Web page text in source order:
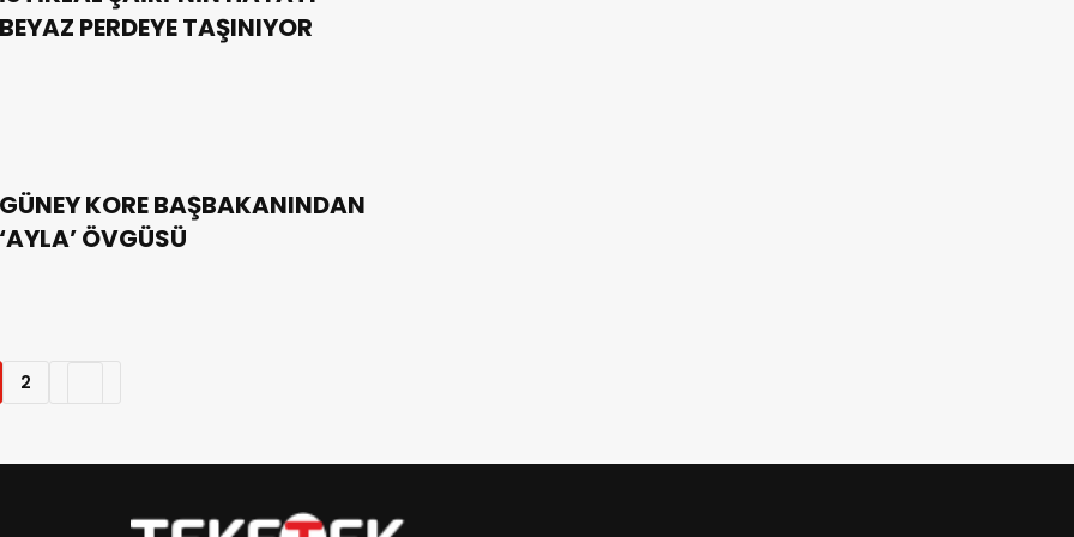
BEYAZ PERDEYE TAŞINIYOR
GÜNEY KORE BAŞBAKANINDAN
‘AYLA’ ÖVGÜSÜ
2